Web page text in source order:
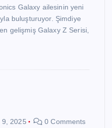
Galaxy ailesinin yeni
buluşturuyor. Şimdiye
gelişmiş Galaxy Z Serisi,
9, 2025 0 Comments